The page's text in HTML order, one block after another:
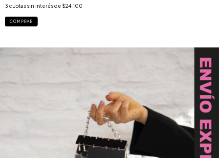
3 cuotas sin interés de $24.100